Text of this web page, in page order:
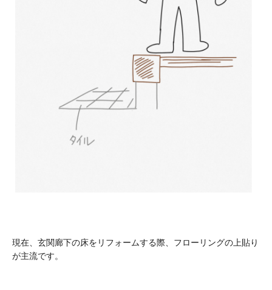
現在、玄関廊下の床をリフォームする際、フローリングの上貼り
が主流です。